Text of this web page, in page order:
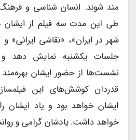
مند شوند. انسان شناسی و
طی این مدت سه فیلم از ایشان
شهر در ایران»، «نقاشی ایرانی» و
جلسات یکشنبه نمایش دهد و
نشست‌ها از حضور ایشان بهره‌مند
قدردان کوشش‌های این
ایشان خواهد بود و یاد ایشان را
خواهد داشت. یادشان گرامی و